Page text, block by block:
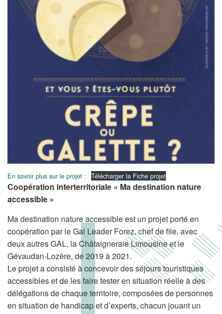
En savoir plus sur le projet : Télécharger la Fiche projet
Coopération interterritoriale « Ma destination nature
accessible »
Ma destination nature accessible est un projet porté en
coopération par le Gal Leader Forez, chef de file, avec
deux autres GAL, la Châtaigneraie Limousine et le
Gévaudan-Lozère, de 2019 à 2021.
Le projet a consisté à concevoir des séjours touristiques
accessibles et de les faire tester en situation réelle à des
délégations de chaque territoire, composées de personnes
en situation de handicap et d’experts, chacun jouant un